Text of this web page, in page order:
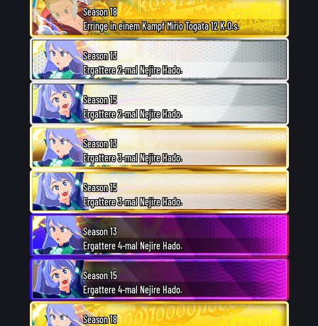
Season 18
Erringe in einem Kampf Mirio Togata 12 K.O.s.
Season 13
Ergattere 2-mal Nejire Hado.
Season 15
Ergattere 2-mal Nejire Hado.
Season 13
Ergattere 3-mal Nejire Hado.
Season 15
Ergattere 3-mal Nejire Hado.
Season 13
Ergattere 4-mal Nejire Hado.
Season 15
Ergattere 4-mal Nejire Hado.
Season 18